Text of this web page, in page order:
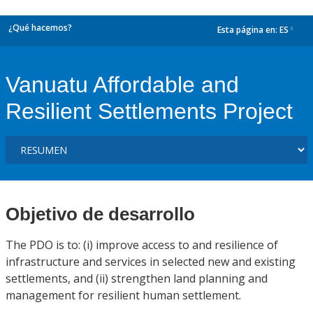
¿Qué hacemos? Esta página en: ES
Vanuatu Affordable and
Resilient Settlements Project
Objetivo de desarrollo
The PDO is to: (i) improve access to and resilience of
infrastructure and services in selected new and existing
settlements, and (ii) strengthen land planning and
management for resilient human settlement.